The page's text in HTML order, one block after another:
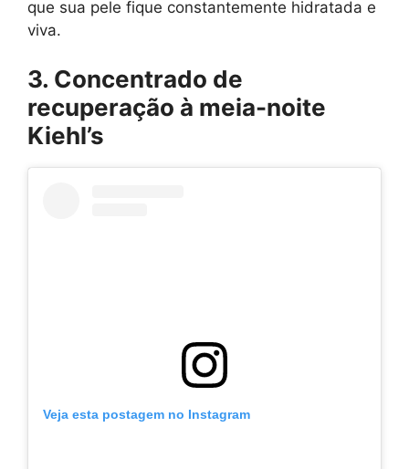
que sua pele fique constantemente hidratada e
viva.
3. Concentrado de
recuperação à meia-noite
Kiehl’s
Veja esta postagem no Instagram